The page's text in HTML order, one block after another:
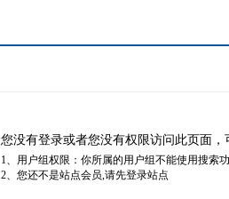
您没有登录或者您没有权限访问此页面
1、用户组权限：你所属的用户组不能使用搜索
2、您还不是站点会员,请先登录站点